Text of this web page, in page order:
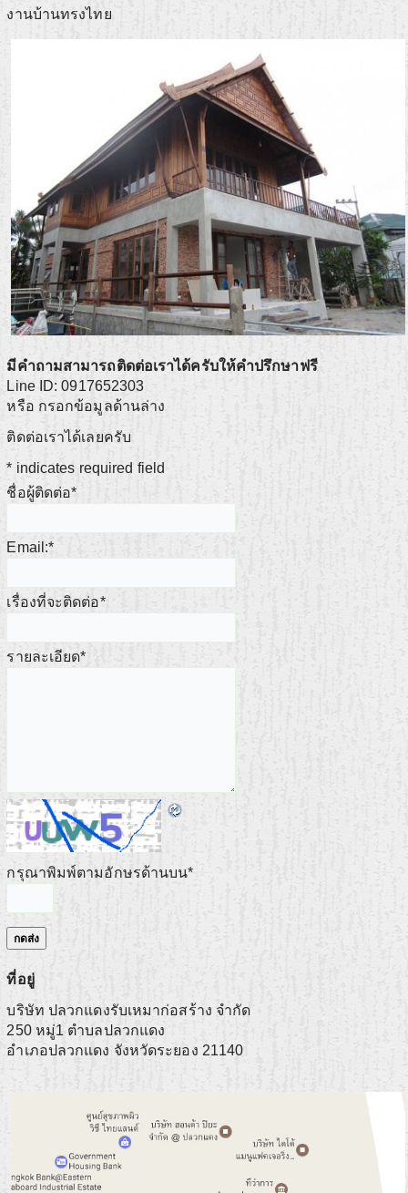
งานบ้านทรงไทย
มีคำถามสามารถติดต่อเราได้ครับให้คำปรึกษาฟรี
Line ID: 0917652303
หรือ กรอกข้อมูลด้านล่าง
ติดต่อเราได้เลยครับ
* indicates required field
ชื่อผู้ติดต่อ*
Email:*
เรื่องที่จะติดต่อ*
รายละเอียด*
กรุณาพิมพ์ตามอักษรด้านบน*
ที่อยู่
บริษัท ปลวกแดงรับเหมาก่อสร้าง จำกัด
250 หมู่1 ตำบลปลวกแดง
อำเภอปลวกแดง จังหวัดระยอง 21140